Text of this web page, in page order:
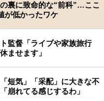
裏に致命的な“前科”…ここ
が低かったワケ
監督「ライブや家族旅行
ませます」
短気」「采配」に大きな不
崩れてる感じするわ」